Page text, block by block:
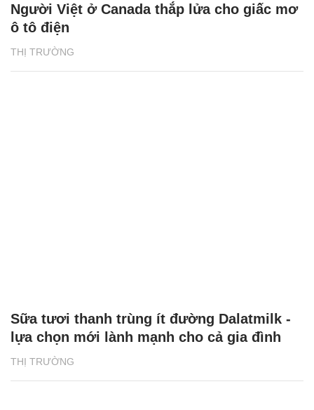
THỊ TRƯỜNG
Người Việt ở Canada thắp lửa cho giấc mơ
ô tô điện
THỊ TRƯỜNG
Sữa tươi thanh trùng ít đường Dalatmilk -
lựa chọn mới lành mạnh cho cả gia đình